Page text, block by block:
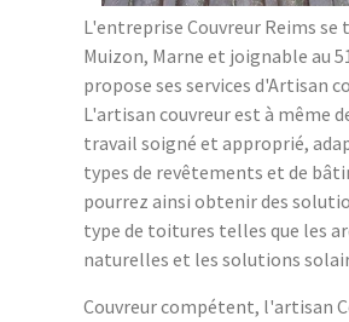
L'entreprise Couvreur Reims se
Muizon, Marne et joignable au
propose ses services d'Artisan
L'artisan couvreur est à même
travail soigné et approprié,
types de revêtements et de
pourrez ainsi obtenir des
type de toitures telles que les
naturelles et les solutions
Couvreur compétent, l'artisan